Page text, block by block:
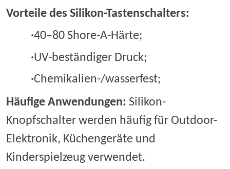
Vorteile des Silikon-Tastenschalters:
·40–80 Shore-A-Härte;
·UV-beständiger Druck;
·Chemikalien-/wasserfest;
Häufige Anwendungen: Silikon-
Knopfschalter werden häufig für Outdoor-
Elektronik, Küchengeräte und
Kinderspielzeug verwendet.